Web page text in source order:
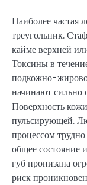
Наиболее частая
треугольник.
кайме верхней
Токсины в
подкожно-
начинают сильно
Поверхность
пульсирующей.
процессом
общее состояние
губ пронизана
риск